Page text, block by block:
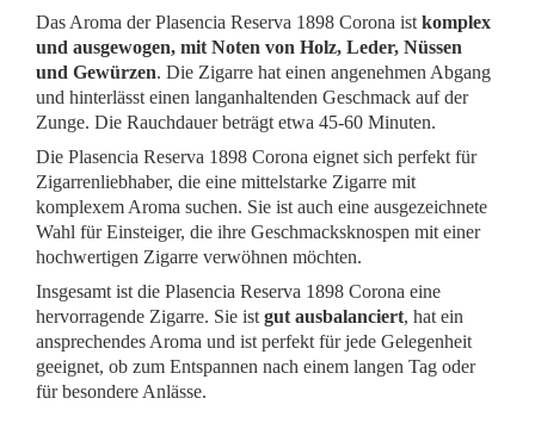
Das Aroma der Plasencia Reserva 1898 Corona ist komplex
und ausgewogen, mit Noten von Holz, Leder, Nüssen
und Gewürzen. Die Zigarre hat einen angenehmen Abgang
und hinterlässt einen langanhaltenden Geschmack auf der
Zunge. Die Rauchdauer beträgt etwa 45-60 Minuten.
Die Plasencia Reserva 1898 Corona eignet sich perfekt für
Zigarrenliebhaber, die eine mittelstarke Zigarre mit
komplexem Aroma suchen. Sie ist auch eine ausgezeichnete
Wahl für Einsteiger, die ihre Geschmacksknospen mit einer
hochwertigen Zigarre verwöhnen möchten.
Insgesamt ist die Plasencia Reserva 1898 Corona eine
hervorragende Zigarre. Sie ist gut ausbalanciert, hat ein
ansprechendes Aroma und ist perfekt für jede Gelegenheit
geeignet, ob zum Entspannen nach einem langen Tag oder
für besondere Anlässe.